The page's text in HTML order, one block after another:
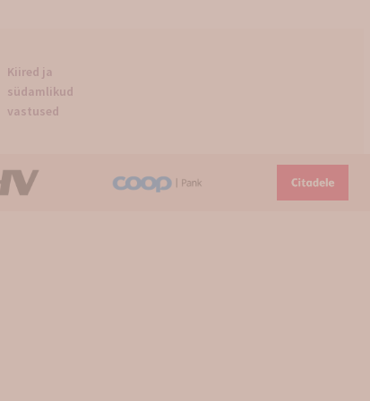
Kiired ja
südamlikud
vastused